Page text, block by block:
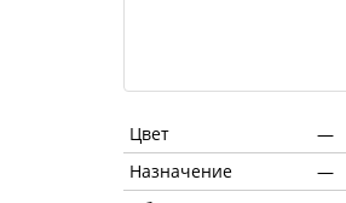
Цвет —
Назначение
—